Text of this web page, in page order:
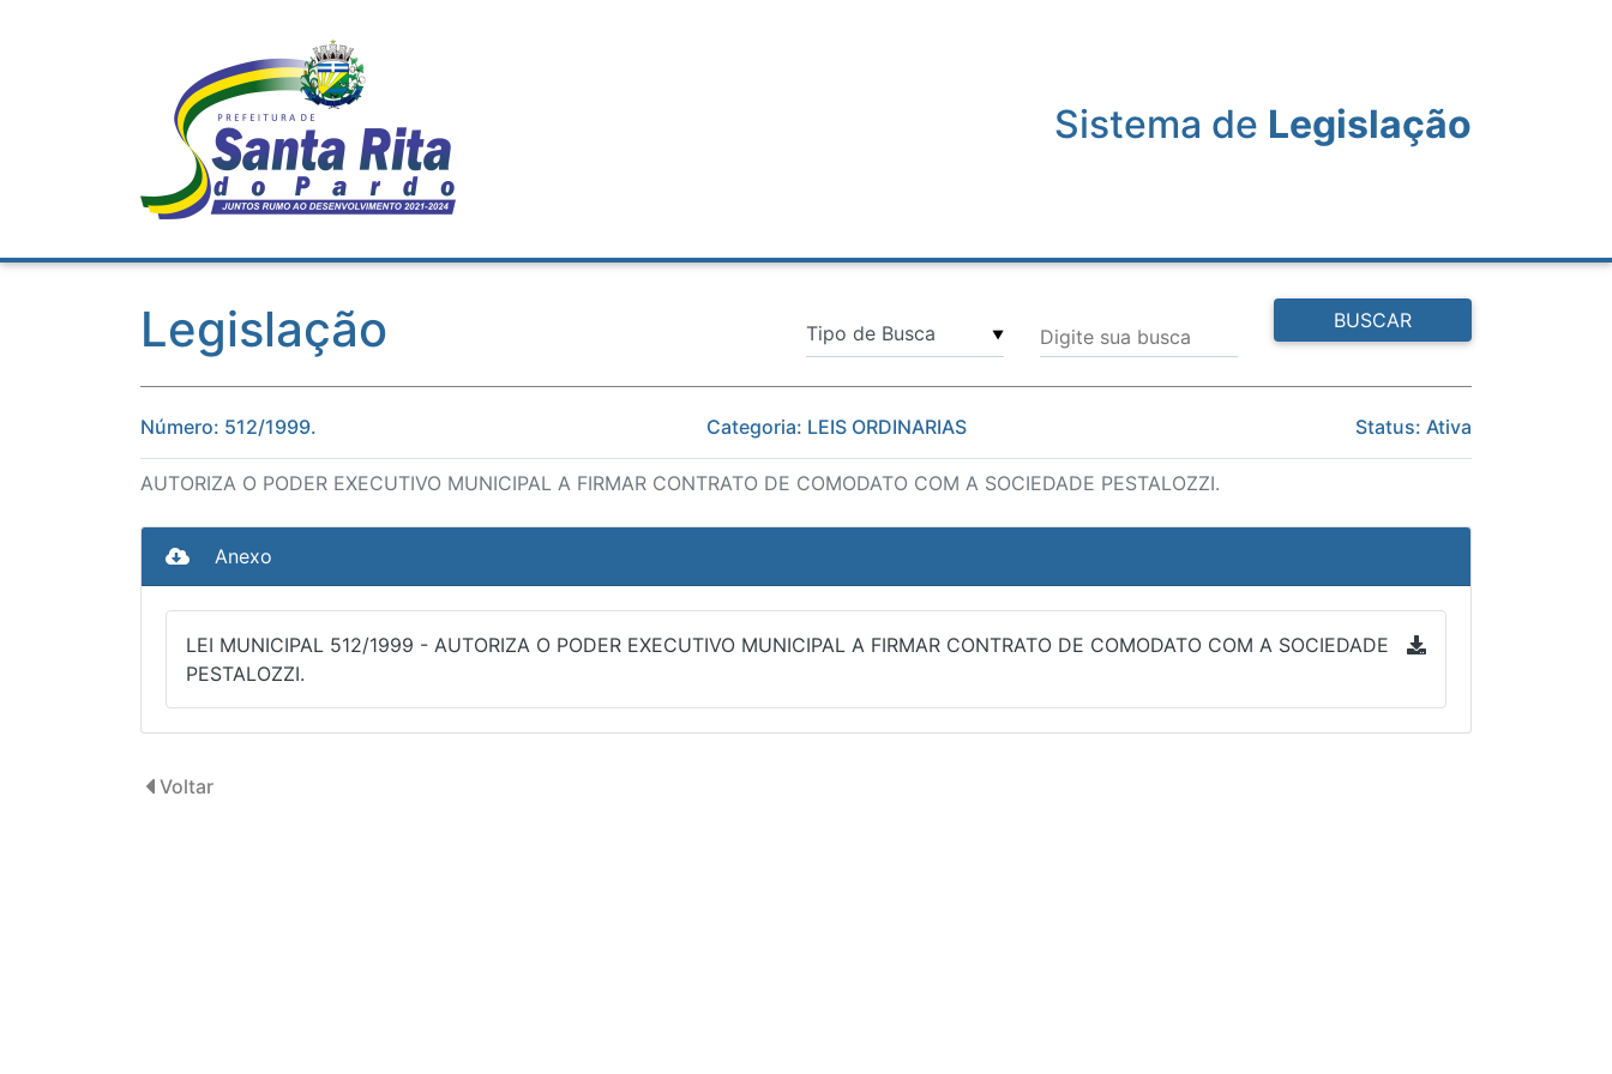
Sistema de Legislação
Legislação ▼ Digite sua busca
BUSCAR
Número: 512/1999. Categoria: LEIS ORDINARIAS Status: Ativa
AUTORIZA O PODER EXECUTIVO MUNICIPAL A FIRMAR CONTRATO DE COMODATO COM A SOCIEDADE PESTALOZZI.
Anexo
LEI MUNICIPAL 512/1999 - AUTORIZA O PODER EXECUTIVO MUNICIPAL A FIRMAR CONTRATO DE COMODATO COM A SOCIEDADE
PESTALOZZI.
Voltar